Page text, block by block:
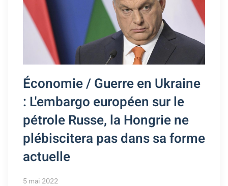
Économie / Guerre en Ukraine
: L'embargo européen sur le
pétrole Russe, la Hongrie ne
plébiscitera pas dans sa forme
actuelle
5 mai 2022